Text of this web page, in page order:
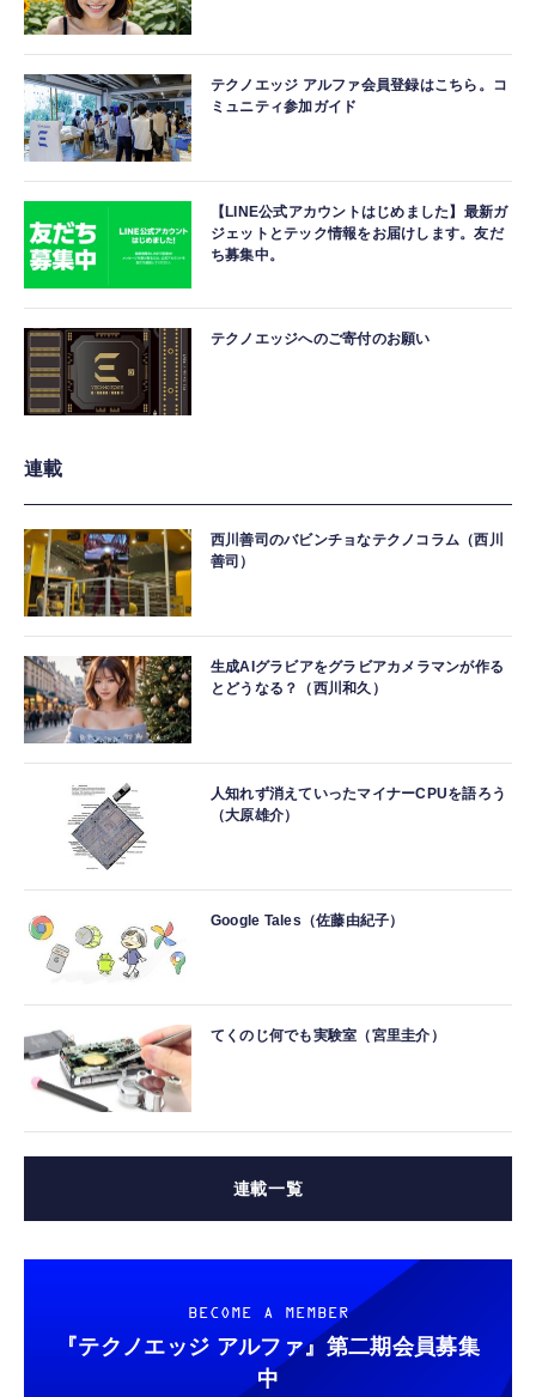
テクノエッジ アルファ会員登録はこちら。コ
ミュニティ参加ガイド
【LINE公式アカウントはじめました】最新ガ
ジェットとテック情報をお届けします。友だ
ち募集中。
テクノエッジへのご寄付のお願い
連載
西川善司のバビンチョなテクノコラム（西川
善司）
生成AIグラビアをグラビアカメラマンが作る
とどうなる？（西川和久）
人知れず消えていったマイナーCPUを語ろう
（大原雄介）
Google Tales（佐藤由紀子）
てくのじ何でも実験室（宮里圭介）
連載一覧
BECOME A MEMBER
『テクノエッジ アルファ』 第二期会員募集
中